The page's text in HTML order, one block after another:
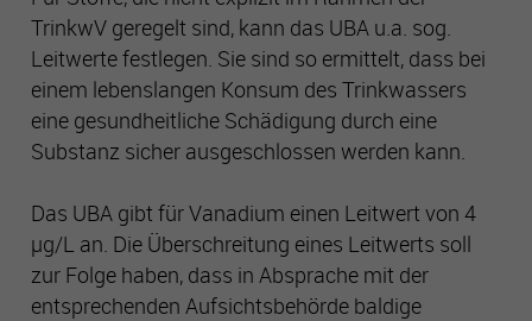
TrinkwV geregelt sind, kann das UBA u.a. sog.
Leitwerte festlegen. Sie sind so ermittelt, dass bei
einem lebenslangen Konsum des Trinkwassers
eine gesundheitliche Schädigung durch eine
Substanz sicher ausgeschlossen werden kann.
Das UBA gibt für Vanadium einen Leitwert von 4
µg/L an. Die Überschreitung eines Leitwerts soll
zur Folge haben, dass in Absprache mit der
entsprechenden Aufsichtsbehörde baldige
Inhalte, um Ihnen zusätzliche Informationen anzubieten.
Werden diese Inhalte aufgerufen, können Ihre
Nutzungsdaten an die jeweiligen Anbieter übertragen
werden. Daher können sie eingebettete Inhalte nur sehen,
wenn Sie uns Ihre Einwilligung erteilt haben. Hinweis auf
Verarbeitung Ihrer auf dieser Webseite erhobenen Daten in
den USA: Indem Sie die Nutzung der „nicht erforderlichen“
zugleich gemäß Art. 49 Abs. 1 a) DSGVO ein, dass Ihre
Daten in den USA verarbeitet werden. Die USA werden vom
Europäischen Gerichtshof als ein Land mit einem nach EU-
Standards unzureichenden Datenschutzniveau eingeschätzt.
Es besteht insbesondere das Risiko, dass Ihre Daten durch